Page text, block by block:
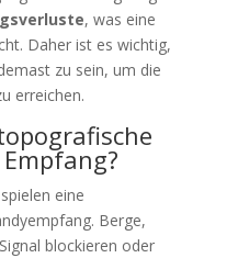
, was eine
Daher ist es wichtig,
zu sein, um die
erreichen.
eine
Berge,
blockieren oder